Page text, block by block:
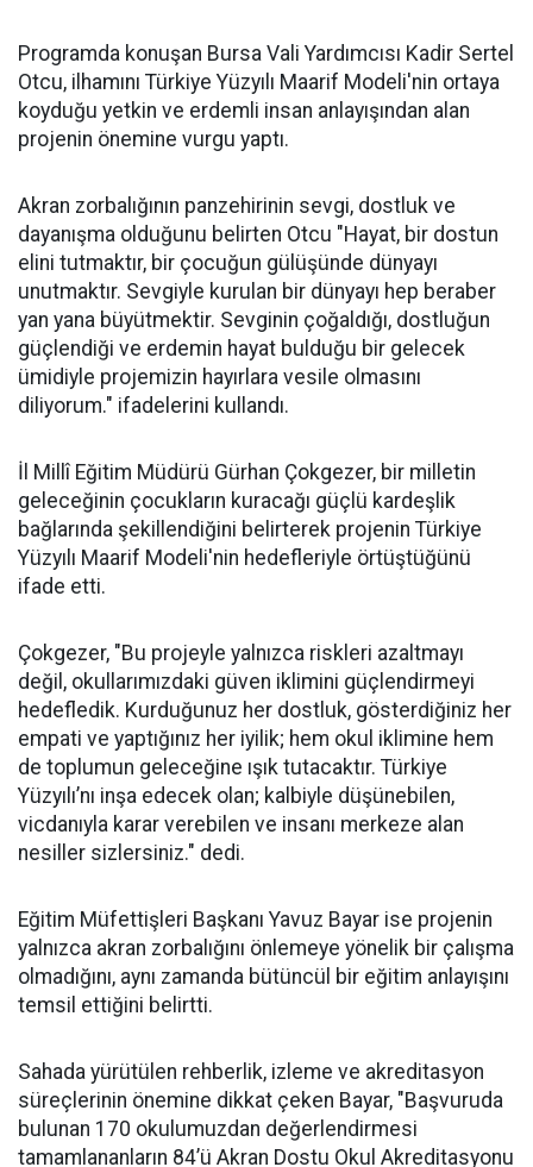
Programda konuşan Bursa Vali Yardımcısı Kadir Sertel
Otcu, ilhamını Türkiye Yüzyılı Maarif Modeli'nin ortaya
koyduğu yetkin ve erdemli insan anlayışından alan
projenin önemine vurgu yaptı.
Akran zorbalığının panzehirinin sevgi, dostluk ve
dayanışma olduğunu belirten Otcu "Hayat, bir dostun
elini tutmaktır, bir çocuğun gülüşünde dünyayı
unutmaktır. Sevgiyle kurulan bir dünyayı hep beraber
yan yana büyütmektir. Sevginin çoğaldığı, dostluğun
güçlendiği ve erdemin hayat bulduğu bir gelecek
ümidiyle projemizin hayırlara vesile olmasını
diliyorum." ifadelerini kullandı.
İl Millî Eğitim Müdürü Gürhan Çokgezer, bir milletin
geleceğinin çocukların kuracağı güçlü kardeşlik
bağlarında şekillendiğini belirterek projenin Türkiye
Yüzyılı Maarif Modeli'nin hedefleriyle örtüştüğünü
ifade etti.
Çokgezer, "Bu projeyle yalnızca riskleri azaltmayı
değil, okullarımızdaki güven iklimini güçlendirmeyi
hedefledik. Kurduğunuz her dostluk, gösterdiğiniz her
empati ve yaptığınız her iyilik; hem okul iklimine hem
de toplumun geleceğine ışık tutacaktır. Türkiye
Yüzyılı’nı inşa edecek olan; kalbiyle düşünebilen,
vicdanıyla karar verebilen ve insanı merkeze alan
nesiller sizlersiniz." dedi.
Eğitim Müfettişleri Başkanı Yavuz Bayar ise projenin
yalnızca akran zorbalığını önlemeye yönelik bir çalışma
olmadığını, aynı zamanda bütüncül bir eğitim anlayışını
temsil ettiğini belirtti.
Sahada yürütülen rehberlik, izleme ve akreditasyon
süreçlerinin önemine dikkat çeken Bayar, "Başvuruda
bulunan 170 okulumuzdan değerlendirmesi
tamamlananların 84’ü Akran Dostu Okul Akreditasyonu